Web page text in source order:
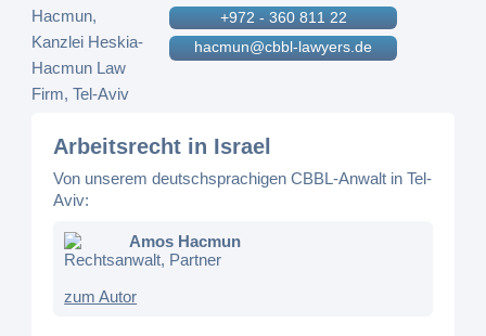
+972 - 360 811 22
hacmun@cbbl-lawyers.de
Arbeitsrecht in Israel
Von unserem deutschsprachigen CBBL-Anwalt in Tel-
Aviv:
Amos Hacmun
Rechtsanwalt, Partner
zum Autor